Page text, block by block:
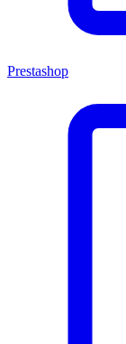
Prestashop